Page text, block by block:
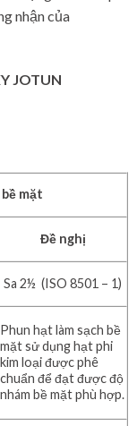
nhận của
JOTUN
mặt
Đề nghị
Sa 2½ (ISO 8501 – 1)
Phun hạt làm sạch bề
mặt sử dụng hạt phi
kim loại được phê
chuẩn để đạt được độ
nhám bề mặt phù hợp.